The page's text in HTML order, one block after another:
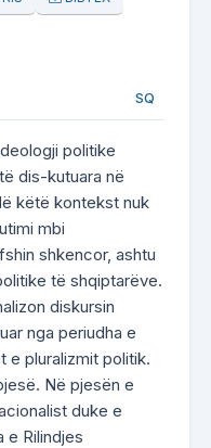
SQ
politike
dis-kutuara në
këtë kontekst nuk
mbi
shkencor, ashtu
të shqiptarëve.
diskursin
nga periudha e
e pluralizmit politik.
Në pjesën e
duke e
e Rilindjes